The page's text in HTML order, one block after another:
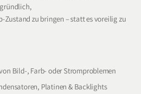
Zustand zu bringen – statt es voreilig zu
Bild-, Farb- oder Stromproblemen
Platinen & Backlights